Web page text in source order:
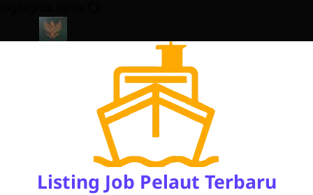
content
Listing Job Pelaut Terbaru